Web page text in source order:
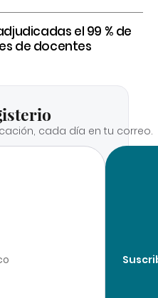
el 99 % de
de docentes
cada día en tu correo.